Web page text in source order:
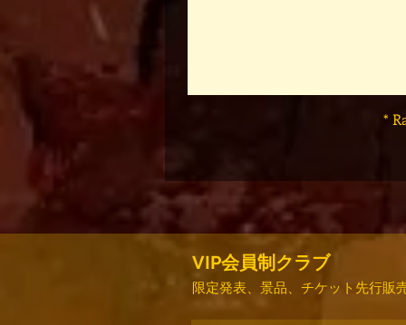
*
VIP会員制クラブ
限定発表、景品、チケット先行販